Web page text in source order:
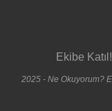
Ekibe Katıl!
2025 - Ne Okuyorum?